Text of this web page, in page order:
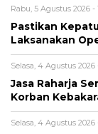
Rabu, 5 Agustus 2026
Pastikan
Laksanakan
Selasa, 4 Agustus 2026
Jasa Raharja
Korban
Selasa, 4 Agustus